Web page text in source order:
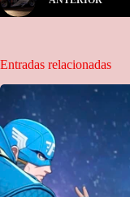
Entradas relacionadas